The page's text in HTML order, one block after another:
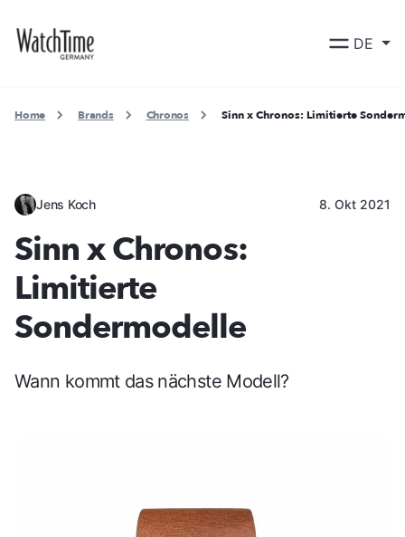
DE
Home Brands Chronos Sinn x Chronos: Limitierte
Jens Koch 8. Okt 2021
Sinn x Chronos:
Limitierte
Sondermodelle
Wann kommt das nächste Modell?